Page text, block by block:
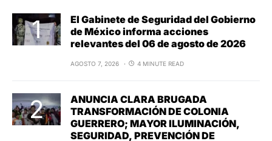
El Gabinete de Seguridad del Gobierno
de México informa acciones
relevantes del 06 de agosto de 2026
AGOSTO 7, 2026 4 MINUTE READ
ANUNCIA CLARA BRUGADA
TRANSFORMACIÓN DE COLONIA
GUERRERO; MAYOR ILUMINACIÓN,
SEGURIDAD, PREVENCIÓN DE